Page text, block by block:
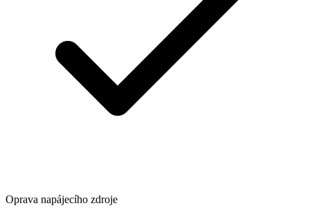
Oprava napájecího zdroje